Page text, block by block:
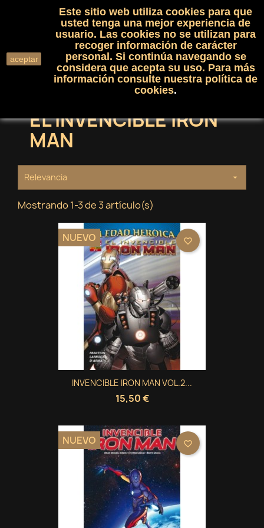
shopping_cart(0)

search
EL INVENCIBLE IRON
MAN
Relevancia 
Mostrando 1-3 de 3 artículo(s)
INVENCIBLE IRON MAN VOL.2...
15,50 €
NUEVO favorite_border
NUEVO favorite_border
aceptar
Este sitio web utiliza cookies para que
usted tenga una mejor experiencia de
usuario. Las cookies no se utilizan para
recoger información de carácter
personal. Si continúa navegando se
considera que acepta su uso. Para más
información consulte nuestra política de
cookies.